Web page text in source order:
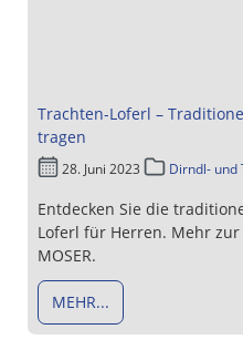
Trachten-Loferl –
tragen
28. Juni 2023 Dirndl- und
Entdecken Sie die
Loferl für Herren. Mehr
MOSER.
MEHR...